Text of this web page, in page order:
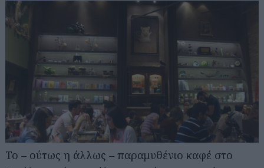
Το – ούτως η άλλως – παραμυθένιο καφέ στο